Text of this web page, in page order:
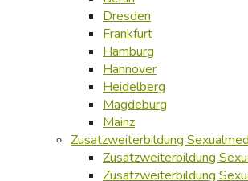
Dresden
Frankfurt
Hamburg
Hannover
Heidelberg
Magdeburg
Mainz
Zusatzweiterbildung
Zusatzweiterbildung
Zusatzweiterbildung